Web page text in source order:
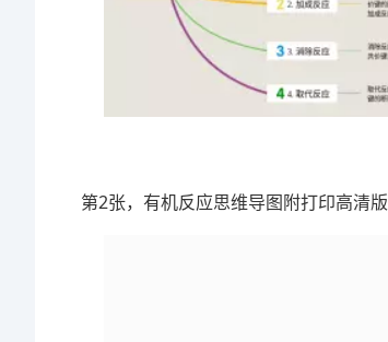
第2张，有机反应思维导图附打印高清版